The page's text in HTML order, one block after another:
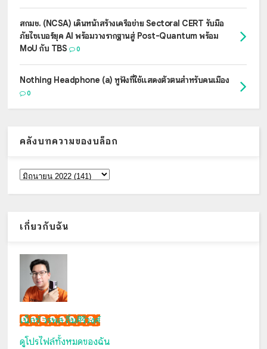
สกมช. (NCSA) เดินหน้าสร้างเครือข่าย Sectoral CERT รับมือ
ภัยไซเบอร์ยุค AI พร้อมวางรากฐานสู่ Post-Quantum พร้อม
MoU กับ TBS
0
Nothing Headphone (a) หูฟังที่ใช้แสดงตัวตนสำหรับคนเมือง
0
คลังบทความของบล็อก
เกี่ยวกับฉัน
เน็กซ์ วรพล ลิ่มศิริวงศ์
ดูโปรไฟล์ทั้งหมดของฉัน